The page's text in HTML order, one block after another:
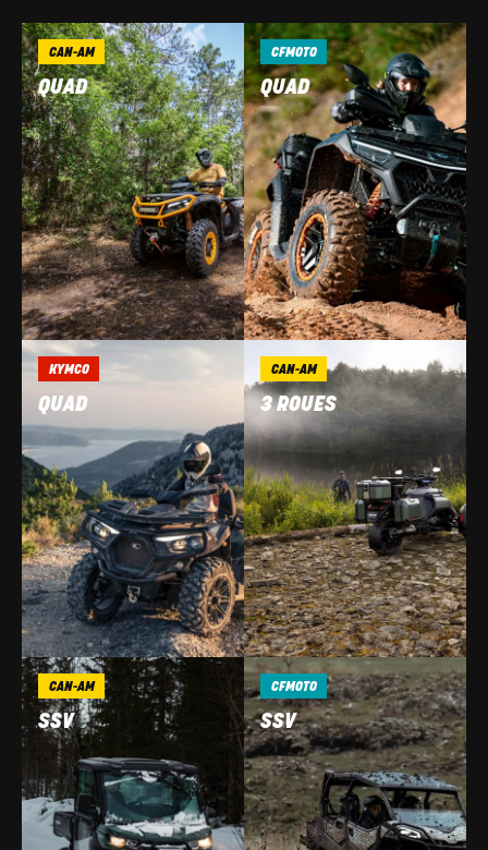
CAN-AM
QUAD
CFMOTO
QUAD
KYMCO
QUAD
CAN-AM
3 ROUES
CAN-AM
SSV
CFMOTO
SSV